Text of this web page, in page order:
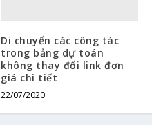
Di chuyển các công tác
trong bảng dự toán
không thay đổi link đơn
giá chi tiết
22/07/2020